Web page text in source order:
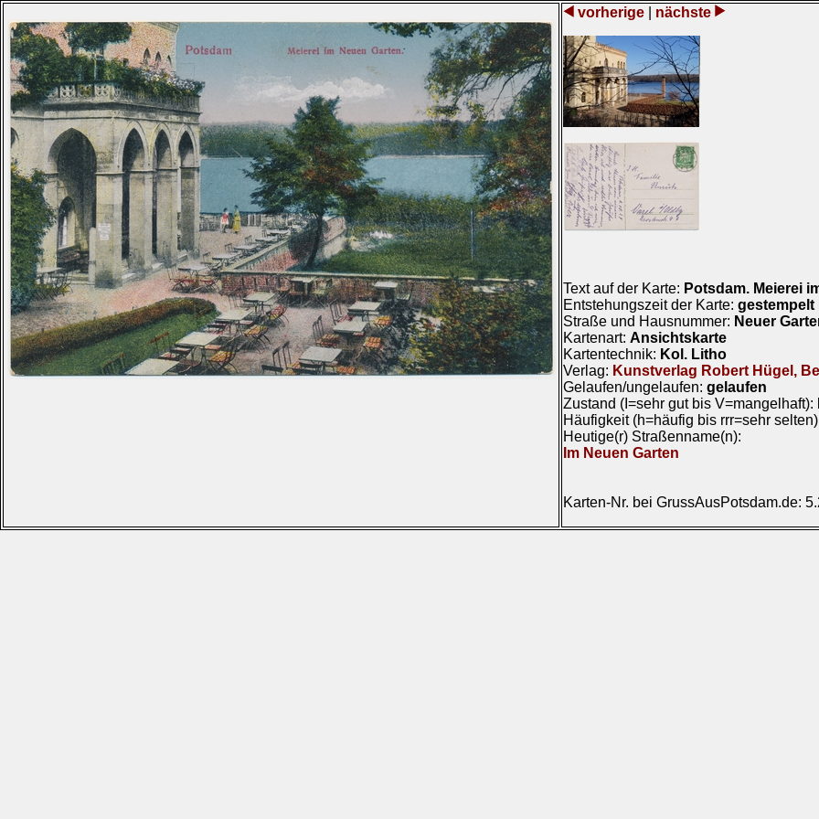
vorherige nächste
Text auf der Karte: Potsdam. Meierei
Entstehungszeit der Karte: gestempelt
Straße und Hausnummer: Neuer
Kartenart: Ansichtskarte
Kartentechnik: Kol. Litho
Verlag: Kunstverlag Robert Hügel,
Gelaufen/ungelaufen: gelaufen
Zustand (I=sehr gut bis V=mangelhaft):
Häufigkeit (h=häufig bis rrr=sehr
Heutige(r) Straßenname(n):
Im Neuen Garten
Karten-Nr. bei GrussAusPotsdam.de: